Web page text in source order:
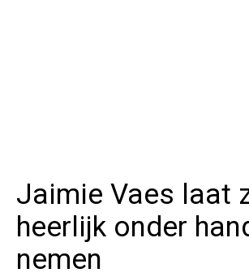
Jaimie Vaes laat
heerlijk onder
nemen